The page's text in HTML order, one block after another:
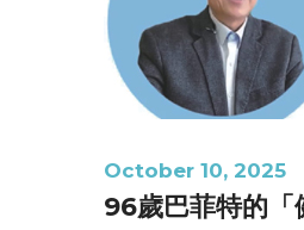
October 10, 2025
96歲巴菲特的「